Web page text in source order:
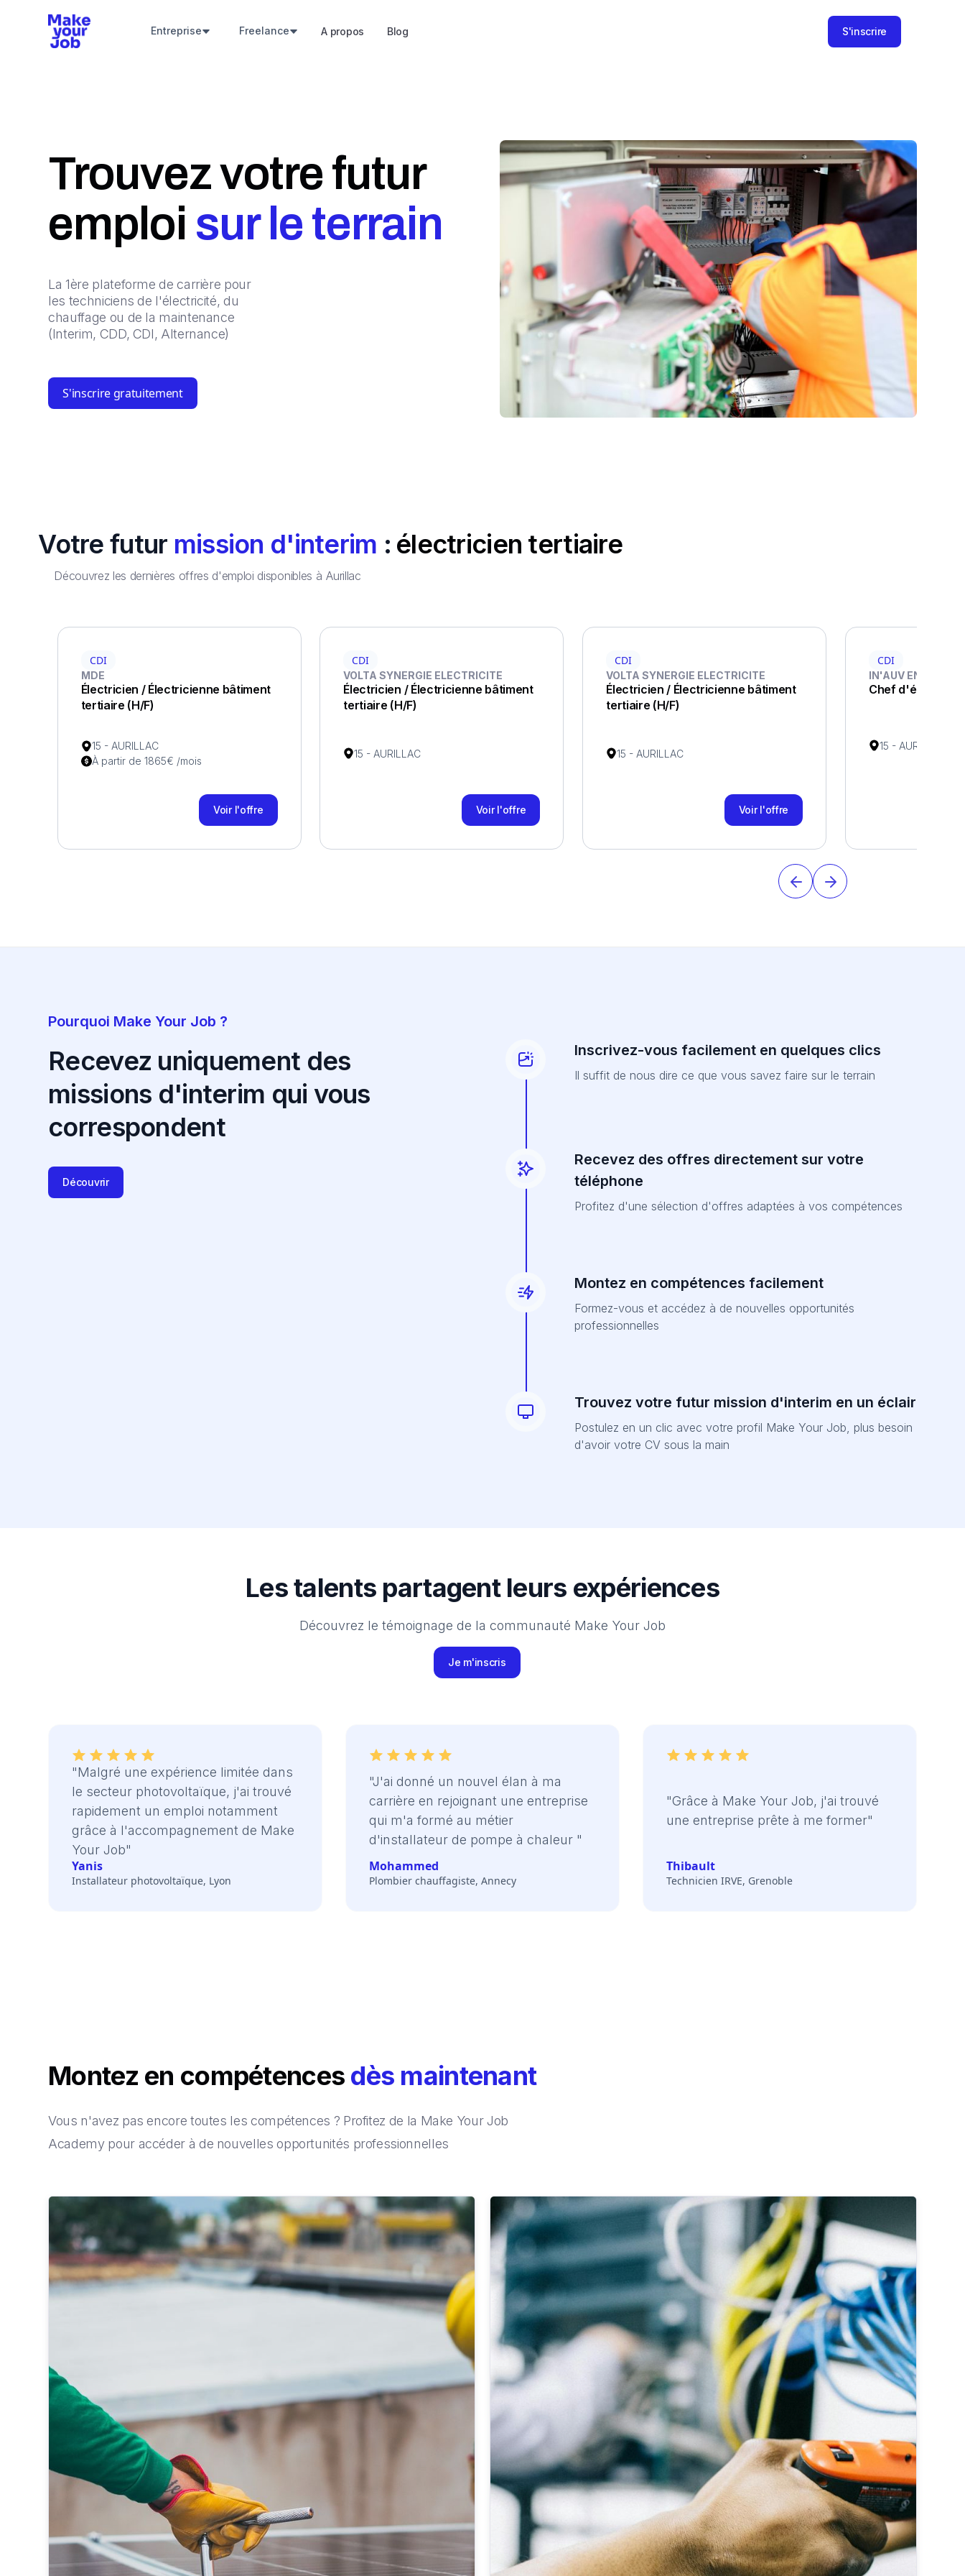
Entreprise Freelance A propos Blog S'inscrire
Trouvez votre futur
emploi sur le terrain
La 1ère plateforme de carrière pour
les techniciens de l'électricité, du
chauffage ou de la maintenance
(Interim, CDD, CDI, Alternance)
S'inscrire gratuitement
Votre futur mission d'interim : électricien tertiaire
Découvrez les dernières offres d'emploi disponibles à Aurillac
CDI
MDE
Électricien / Électricienne bâtiment
tertiaire (H/F)
15 - AURILLAC
À partir de 1865€ /mois
Voir l'offre
CDI
VOLTA SYNERGIE ELECTRICITE
Électricien / Électricienne bâtiment
tertiaire (H/F)
15 - AURILLAC
Voir l'offre
CDI
VOLTA SYNERGIE ELECTRICITE
Électricien / Électricienne bâtiment
tertiaire (H/F)
15 - AURILLAC
Voir l'offre
CDI
IN'AUV ENERGIES
Chef d'équipe
15 - AURILLAC
Pourquoi Make Your Job ?
Recevez uniquement des
missions d'interim qui vous
correspondent
Découvrir
Inscrivez-vous facilement en quelques clics
Il suffit de nous dire ce que vous savez faire sur le terrain
Recevez des offres directement sur votre
téléphone
Profitez d'une sélection d'offres adaptées à vos compétences
Montez en compétences facilement
Formez-vous et accédez à de nouvelles opportunités
professionnelles
Trouvez votre futur mission d'interim en un éclair
Postulez en un clic avec votre profil Make Your Job, plus besoin
d'avoir votre CV sous la main
Les talents partagent leurs expériences
Découvrez le témoignage de la communauté Make Your Job
Je m'inscris
"Malgré une expérience limitée dans
le secteur photovoltaïque, j'ai trouvé
rapidement un emploi notamment
grâce à l'accompagnement de Make
Your Job"
Yanis
Installateur photovoltaïque, Lyon
"J'ai donné un nouvel élan à ma
carrière en rejoignant une entreprise
qui m'a formé au métier
d'installateur de pompe à chaleur "
Mohammed
Plombier chauffagiste, Annecy
"Grâce à Make Your Job, j'ai trouvé
une entreprise prête à me former"
Thibault
Technicien IRVE, Grenoble
Montez en compétences dès maintenant
Vous n'avez pas encore toutes les compétences ? Profitez de la Make Your Job
Academy pour accéder à de nouvelles opportunités professionnelles